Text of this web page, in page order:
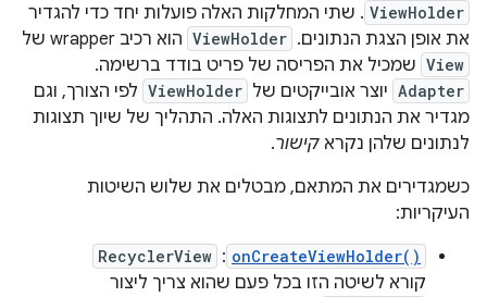
ViewHolder . שתי המחלקות האלה פועלות יחד כדי להגדיר
את אופן הצגת הנתונים. ‫ ViewHolder הוא רכיב wrapper של
View שמכיל את הפריסה של פריט בודד ברשימה.
Adapter יוצר אובייקטים של ViewHolder לפי הצורך, וגם
מגדיר את הנתונים לתצוגות האלה. התהליך של שיוך תצוגות
לנתונים שלהן נקרא קישור.
כשמגדירים את המתאם, מבטלים את שלוש השיטות
העיקריות:
onCreateViewHolder()
: ‫
RecyclerView
קורא לשיטה הזו בכל פעם שהוא צריך ליצור